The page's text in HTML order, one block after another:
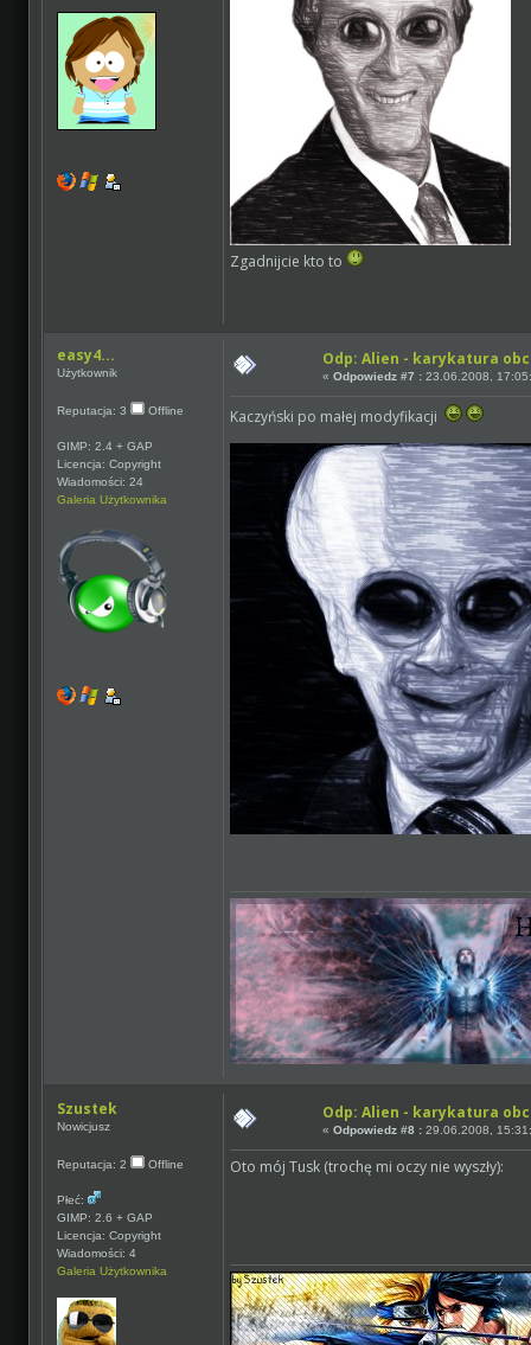
Zgadnijcie kto to
easy4...
Użytkownik
Reputacja: 3 Offline
GIMP: 2.4 + GAP
Licencja: Copyright
Wiadomości: 24
Galeria Użytkownika
Odp: Alien - karykatura
«Odpowiedz #7 : 23.06.2008,
Kaczyński po małej modyfikacji
Szustek
Nowicjusz
Reputacja: 2 Offline
Płeć:
GIMP: 2.6 + GAP
Licencja: Copyright
Wiadomości: 4
Galeria Użytkownika
Odp: Alien - karykatura
«Odpowiedz #8 : 29.06.2008,
Oto mój Tusk (trochę mi oczy nie wyszły):